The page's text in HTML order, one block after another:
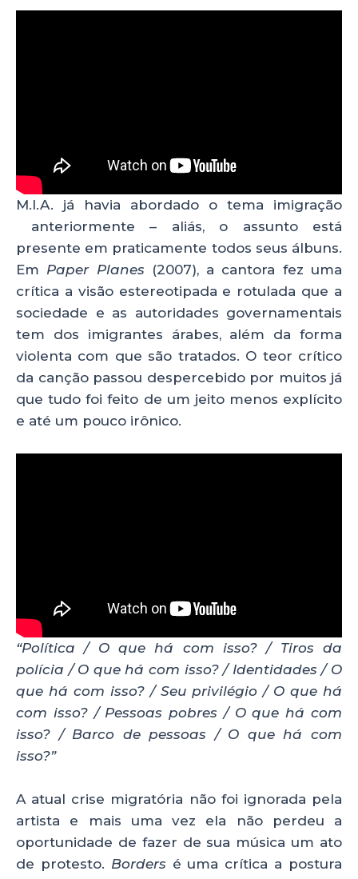
M.I.A. já havia abordado o tema imigração
anteriormente – aliás, o assunto está
presente em praticamente todos seus álbuns.
Em Paper Planes (2007), a cantora fez uma
crítica a visão estereotipada e rotulada que a
sociedade e as autoridades governamentais
tem dos imigrantes árabes, além da forma
violenta com que são tratados. O teor crítico
da canção passou despercebido por muitos já
que tudo foi feito de um jeito menos explícito
e até um pouco irônico.
“Política / O que há com isso? / Tiros da
polícia / O que há com isso? / Identidades / O
que há com isso? / Seu privilégio / O que há
com isso? / Pessoas pobres / O que há com
isso? / Barco de pessoas / O que há com
isso?”
A atual crise migratória não foi ignorada pela
artista e mais uma vez ela não perdeu a
oportunidade de fazer de sua música um ato
de protesto. Borders é uma crítica a postura